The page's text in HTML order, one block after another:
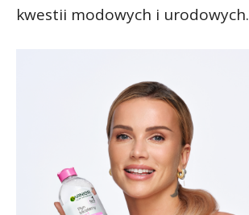
kwestii modowych i urodowych.